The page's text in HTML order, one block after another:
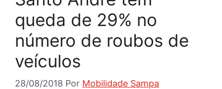
queda de 29% no
número de roubos de
veículos
28/08/2018 Por Mobilidade Sampa